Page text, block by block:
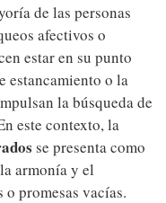
de las personas
afectivos o
estar en su punto
estancamiento o la
la búsqueda de
este contexto, la
se presenta como
armonía y el
promesas vacías.